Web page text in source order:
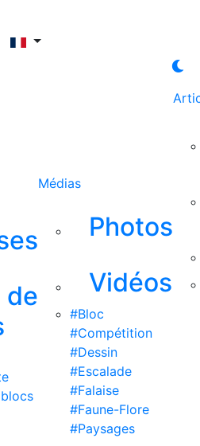
de
Médias
Photos
Vidéos
#Bloc
#Compétition
#Dessin
#Escalade
#Falaise
#Faune-Flore
#Paysages